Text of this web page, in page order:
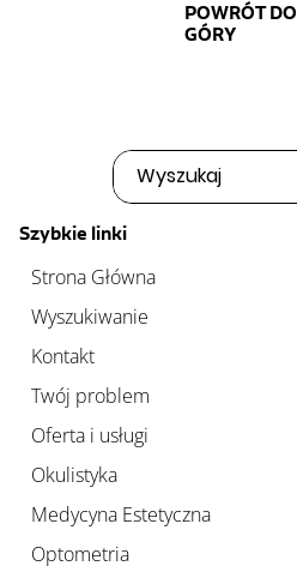
Szybkie linki
Strona Główna
Wyszukiwanie
Kontakt
Twój problem
Oferta i usługi
Okulistyka
Medycyna Estetyczna
Optometria
POWRÓT DO
GÓRY